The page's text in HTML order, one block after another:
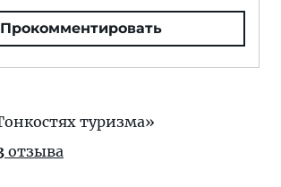
Прокомментировать
туризма»
отзыва